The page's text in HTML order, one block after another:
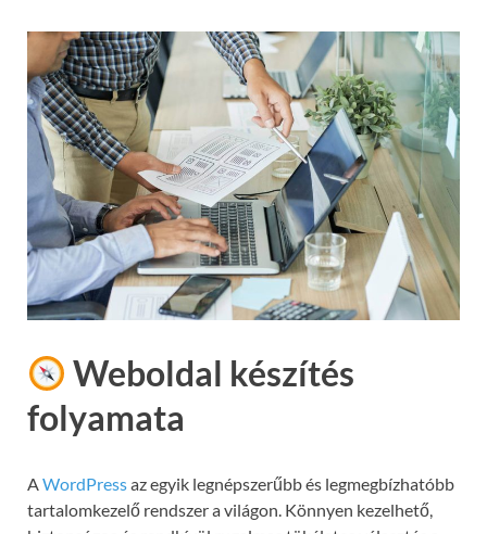
Weboldal készítés
folyamata
AWordPressaz egyik legnépszerűbb és legmegbízhatóbb
tartalomkezelő rendszer a világon. Könnyen kezelhető,